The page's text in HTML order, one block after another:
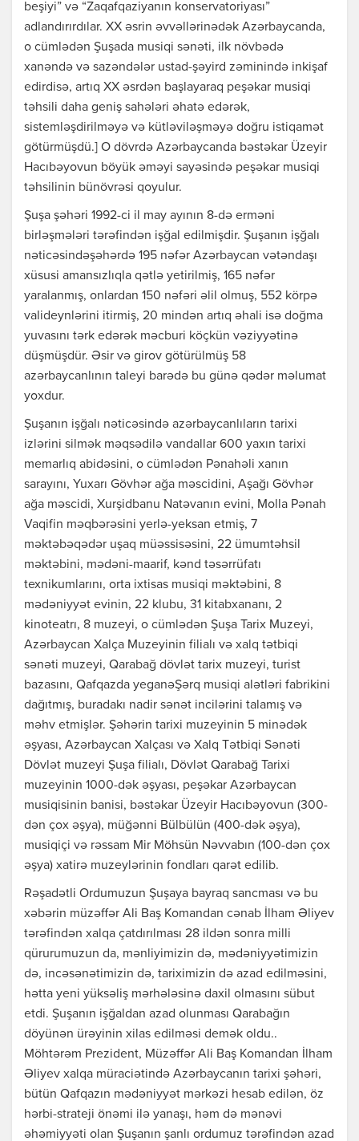
beşiyi” və “Zaqafqaziyanın konservatoriyası”
adlandırırdılar. XX əsrin əvvəllərinədək Azərbaycanda,
o cümlədən Şuşada musiqi sənəti, ilk növbədə
xanəndə və sazəndələr ustad-şəyird zəminində inkişaf
edirdisə, artıq XX əsrdən başlayaraq peşəkar musiqi
təhsili daha geniş sahələri əhatə edərək,
sistemləşdirilməyə və kütləviləşməyə doğru istiqamət
götürmüşdü.] O dövrdə Azərbaycanda bəstəkar Üzeyir
Hacıbəyovun böyük əməyi sayəsində peşəkar musiqi
təhsilinin bünövrəsi qoyulur.
Şuşa şəhəri 1992-ci il may ayının 8-də erməni
birləşmələri tərəfindən işğal edilmişdir. Şuşanın işğalı
nəticəsindəşəhərdə 195 nəfər Azərbaycan vətəndaşı
xüsusi amansızlıqla qətlə yetirilmiş, 165 nəfər
yaralanmış, onlardan 150 nəfəri əlil olmuş, 552 körpə
valideynlərini itirmiş, 20 mindən artıq əhali isə doğma
yuvasını tərk edərək məcburi köçkün vəziyyətinə
düşmüşdür. Əsir və girov götürülmüş 58
azərbaycanlının taleyi barədə bu günə qədər məlumat
yoxdur.
Şuşanın işğalı nəticəsində azərbaycanlıların tarixi
izlərini silmək məqsədilə vandallar 600 yaxın tarixi
memarlıq abidəsini, o cümlədən Pənahəli xanın
sarayını, Yuxarı Gövhər ağa məscidini, Aşağı Gövhər
ağa məscidi, Xurşidbanu Natəvanın evini, Molla Pənah
Vaqifin məqbərəsini yerlə-yeksan etmiş, 7
məktəbəqədər uşaq müəssisəsini, 22 ümumtəhsil
məktəbini, mədəni-maarif, kənd təsərrüfatı
texnikumlarını, orta ixtisas musiqi məktəbini, 8
mədəniyyət evinin, 22 klubu, 31 kitabxananı, 2
kinoteatrı, 8 muzeyi, o cümlədən Şuşa Tarix Muzeyi,
Azərbaycan Xalça Muzeyinin filialı və xalq tətbiqi
sənəti muzeyi, Qarabağ dövlət tarix muzeyi, turist
bazasını, Qafqazda yeganəŞərq musiqi alətləri fabrikini
dağıtmış, buradakı nadir sənət incilərini talamış və
məhv etmişlər. Şəhərin tarixi muzeyinin 5 minədək
əşyası, Azərbaycan Xalçası və Xalq Tətbiqi Sənəti
Dövlət muzeyi Şuşa filialı, Dövlət Qarabağ Tarixi
muzeyinin 1000-dək əşyası, peşəkar Azərbaycan
musiqisinin banisi, bəstəkar Üzeyir Hacıbəyovun (300-
dən çox əşya), müğənni Bülbülün (400-dək əşya),
musiqiçi və rəssam Mir Möhsün Nəvvabın (100-dən çox
əşya) xatirə muzeylərinin fondları qarət edilib.
Rəşadətli Ordumuzun Şuşaya bayraq sancması və bu
xəbərin müzəffər Ali Baş Komandan cənab İlham Əliyev
tərəfindən xalqa çatdırılması 28 ildən sonra milli
qürurumuzun da, mənliyimizin də, mədəniyyətimizin
də, incəsənətimizin də, tariximizin də azad edilməsini,
hətta yeni yüksəliş mərhələsinə daxil olmasını sübut
etdi. Şuşanın işğaldan azad olunması Qarabağın
döyünən ürəyinin xilas edilməsi demək oldu..
Möhtərəm Prezident, Müzəffər Ali Baş Komandan İlham
Əliyev xalqa müraciətində Azərbaycanın tarixi şəhəri,
bütün Qafqazın mədəniyyət mərkəzi hesab edilən, öz
hərbi-strateji önəmi ilə yanaşı, həm də mənəvi
əhəmiyyəti olan Şuşanın şanlı ordumuz tərəfindən azad